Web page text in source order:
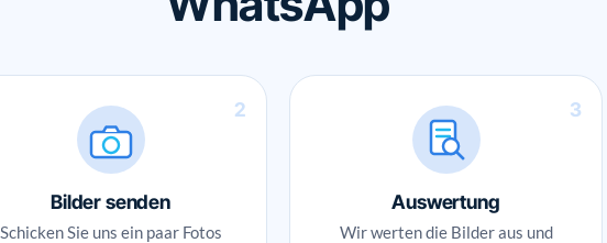
2
Bilder senden
Schicken Sie uns ein paar Fotos
3
Auswertung
Wir werten die Bilder aus und